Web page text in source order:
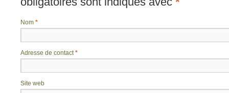
Nom *
Adresse de contact*
Site web